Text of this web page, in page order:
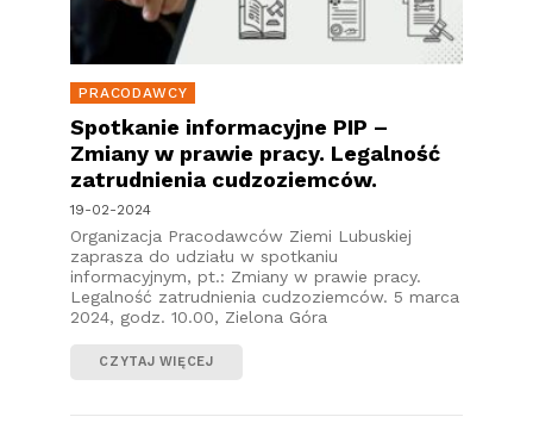
PRACODAWCY
Spotkanie informacyjne PIP –
Zmiany w prawie pracy. Legalność
zatrudnienia cudzoziemców.
19-02-2024
Organizacja Pracodawców Ziemi Lubuskiej
zaprasza do udziału w spotkaniu
informacyjnym, pt.: Zmiany w prawie pracy.
Legalność zatrudnienia cudzoziemców. 5 marca
2024, godz. 10.00, Zielona Góra
CZYTAJ WIĘCEJ